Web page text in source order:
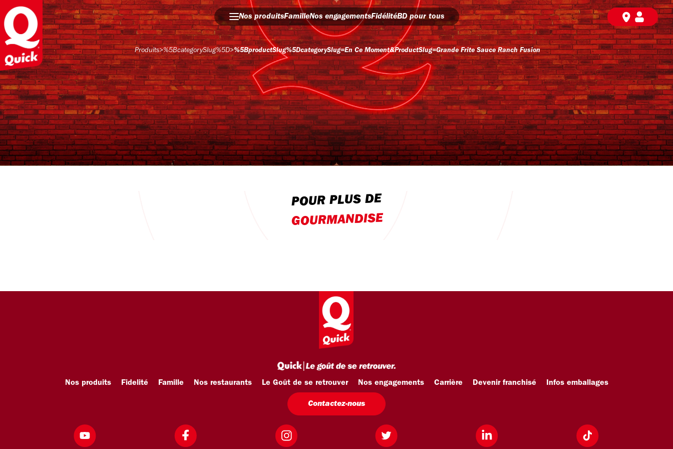
Nos produitsFamilleNos engagementsFidélitéBD pour tous
Produits>%5BcategorySlug%5D>%5BproductSlug%5DcategorySlug=en Ce Moment&productSlug=grande Frite Sauce Ranch Fusion
POUR PLUS DE
GOURMANDISE
Nos produits Fidelité Famille Nos restaurants Le Goût de se retrouver Nos engagements Carrière Devenir franchisé Infos emballages
Contactez-nous